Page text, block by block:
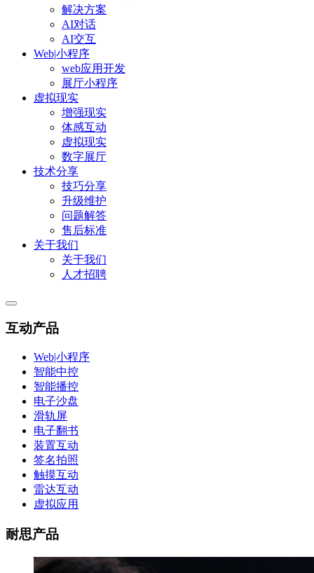
解决方案
AI对话
AI交互
Web|小程序
web应用开发
展厅小程序
虚拟现实
增强现实
体感互动
虚拟现实
数字展厅
技术分享
技巧分享
升级维护
问题解答
售后标准
关于我们
关于我们
人才招聘
互动产品
Web|小程序
智能中控
智能播控
电子沙盘
滑轨屏
电子翻书
装置互动
签名拍照
触摸互动
雷达互动
虚拟应用
耐思产品